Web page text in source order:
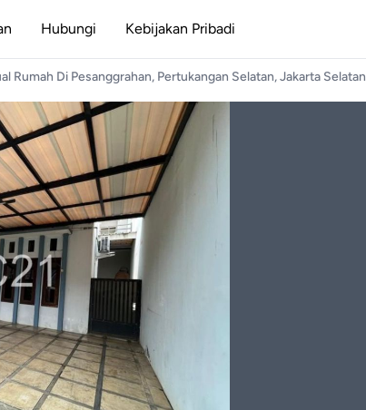
Hubungi Kebijakan Pribadi
Rumah Di Pesanggrahan, Pertukangan Selatan, Jakarta Selatan